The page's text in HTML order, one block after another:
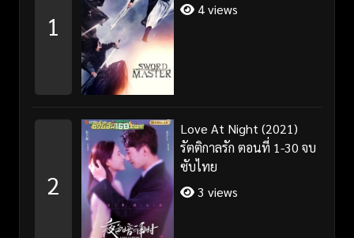
1
4 views
2
Love At Night (2021)
รัตติกาลรัก ตอนที่ 1-30 จบ
ซับไทย
3 views